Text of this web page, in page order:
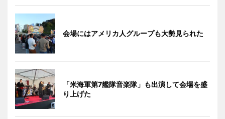
会場にはアメリカ人グループも大勢見られた
「米海軍第7艦隊音楽隊」も出演して会場を盛
り上げた